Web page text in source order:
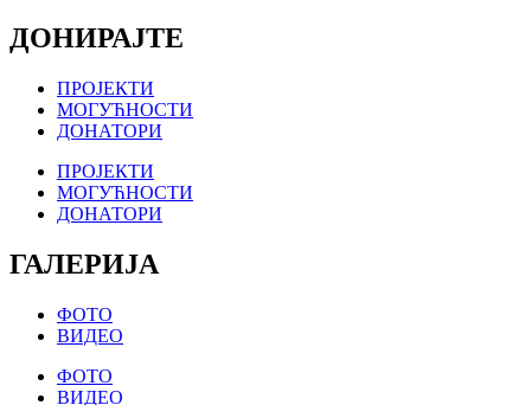
ДОНИРАЈТЕ
ПРОЈЕКТИ
МОГУЋНОСТИ
ДОНАТОРИ
ПРОЈЕКТИ
МОГУЋНОСТИ
ДОНАТОРИ
ГАЛЕРИЈА
ФОТО
ВИДЕО
ФОТО
ВИДЕО